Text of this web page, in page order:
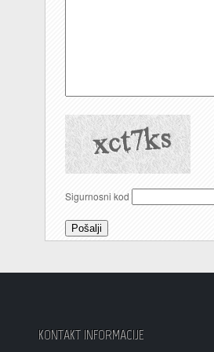
Sigurnosni kod
Pošalji
KONTAKT INFORMACIJE